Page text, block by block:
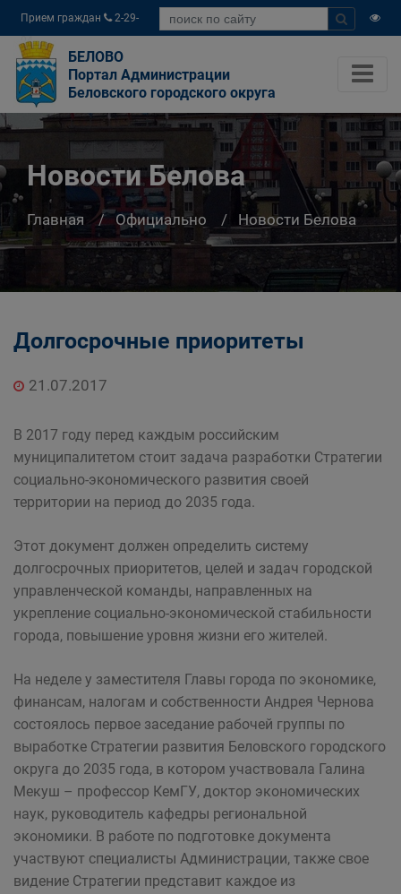
Прием граждан
2-29-
04
БЕЛОВО
Портал Администрации
Беловского городского округа
Новости Белова
Главная Официально Новости Белова
Долгосрочные приоритеты
21.07.2017
В 2017 году перед каждым российским
муниципалитетом стоит задача разработки Стратегии
социально-экономического развития своей
территории на период до 2035 года.
Этот документ должен определить систему
долгосрочных приоритетов, целей и задач городской
управленческой команды, направленных на
укрепление социально-экономической стабильности
города, повышение уровня жизни его жителей.
На неделе у заместителя Главы города по экономике,
финансам, налогам и собственности Андрея Чернова
состоялось первое заседание рабочей группы по
выработке Стратегии развития Беловского городского
округа до 2035 года, в котором участвовала Галина
Мекуш – профессор КемГУ, доктор экономических
наук, руководитель кафедры региональной
экономики. В работе по подготовке документа
участвуют специалисты Администрации, также свое
видение Стратегии представит каждое из